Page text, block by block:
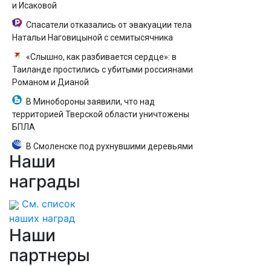
и Исаковой
Спасатели отказались от эвакуации тела
Натальи Наговицыной с семитысячника
«Слышно, как разбивается сердце»: в
Таиланде простились с убитыми россиянами
Романом и Дианой
В Минобороны заявили, что над
территорией Тверской области уничтожены
БПЛА
В Смоленске под рухнувшими деревьями
погибли ребенок и женщина
Наши
награды
См. список
наших наград
Наши
партнеры